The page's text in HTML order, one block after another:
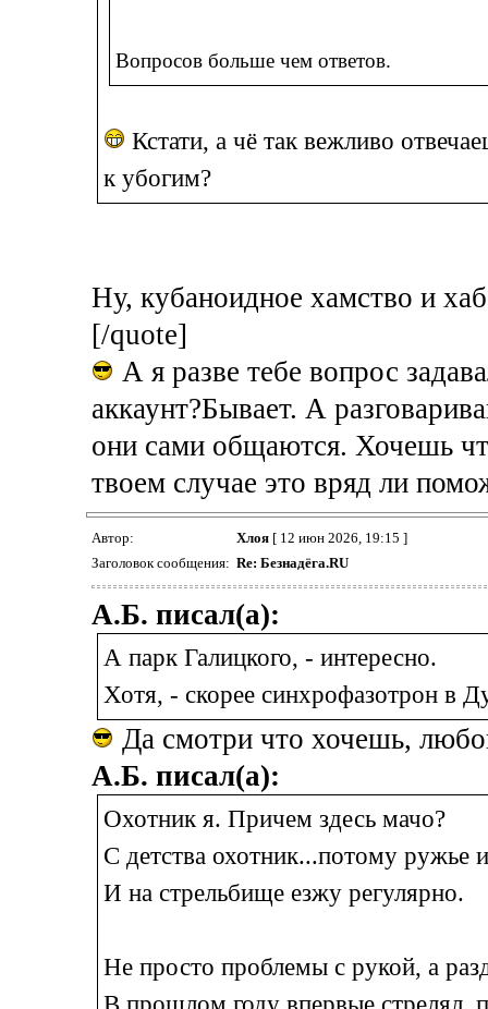
Вопросов больше чем ответов.
Кстати, а чё так вежливо
к убогим?
Ну, кубаноидное хамство и
[/quote]
А я разве тебе вопрос
аккаунт?Бывает. А
они сами общаются. Хочешь
твоем случае это вряд ли
Автор: Хлоя[ 12 июн 2026, 19:15 ]
Заголовок сообщения: Re: Безнадёга.RU
А.Б. писал(а):
А парк Галицкого, - интересно.
Хотя, - скорее синхрофазотрон в
Да смотри что хочешь,
А.Б. писал(а):
Охотник я. Причем здесь мачо?
С детства охотник...потому ружье
И на стрельбище езжу регулярно.
Не просто проблемы с рукой, а